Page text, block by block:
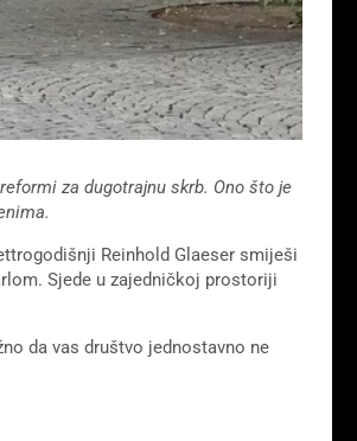
za dugotrajnu skrb. Ono što je
Reinhold Glaeser smiješi
Sjede u zajedničkoj prostoriji
da vas društvo jednostavno ne